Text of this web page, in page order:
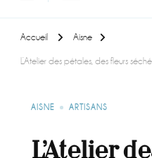
Accueil Aisne
L’Atelier des pétales, des fleurs
AISNE ARTISANS
L’Atelier